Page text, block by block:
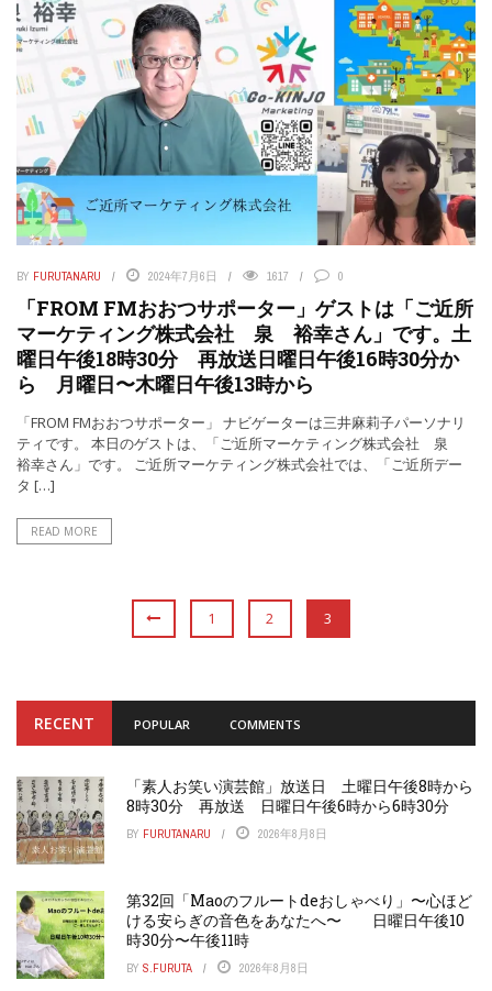
BY FURUTANARU 2024年7月6日 1617 0
「FROM FMおおつサポーター」ゲストは「ご近所
マーケティング株式会社 泉 裕幸さん」です。土
曜日午後18時30分 再放送日曜日午後16時30分か
ら 月曜日〜木曜日午後13時から
「FROM FMおおつサポーター」 ナビゲーターは三井麻莉子パーソナリ
ティです。 本日のゲストは、「ご近所マーケティング株式会社 泉
裕幸さん」です。 ご近所マーケティング株式会社では、「ご近所デー
タ […]
READ MORE
1 2 3
RECENT POPULAR COMMENTS
「素人お笑い演芸館」放送日 土曜日午後8時から
8時30分 再放送 日曜日午後6時から6時30分
BY FURUTANARU 2026年8月8日
第32回「Maoのフルートdeおしゃべり」〜心ほど
ける安らぎの音色をあなたへ〜 日曜日午後10
時30分〜午後11時
BY S.FURUTA 2026年8月8日